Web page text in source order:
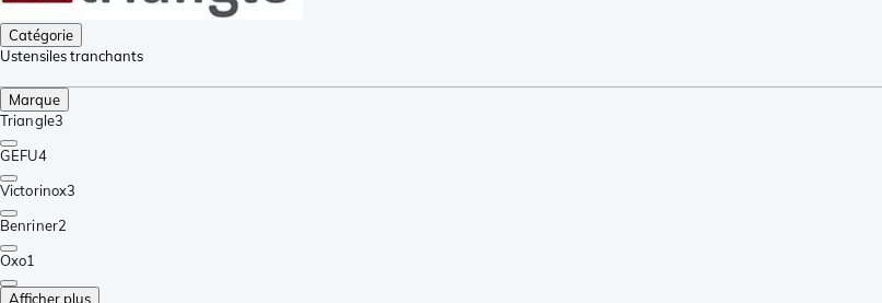
Catégorie
Ustensiles tranchants
Marque
Triangle3
GEFU4
Victorinox3
Benriner2
Oxo1
Afficher plus